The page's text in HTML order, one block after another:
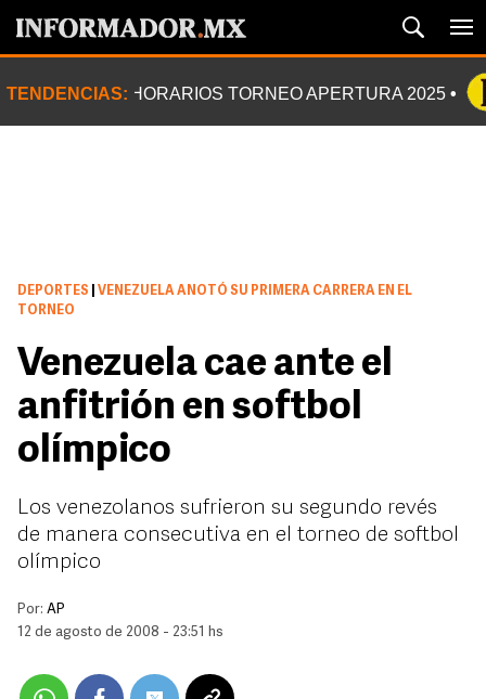
TENDENCIAS: HORARIOS TORNEO APERTURA 2025
DEPORTES
VENEZUELA ANOTÓ SU PRIMERA CARRERA EN EL
TORNEO
Venezuela cae ante el
anfitrión en softbol
olímpico
Los venezolanos sufrieron su segundo revés
de manera consecutiva en el torneo de softbol
olímpico
Por: AP
12 de agosto de 2008 - 23:51 hs